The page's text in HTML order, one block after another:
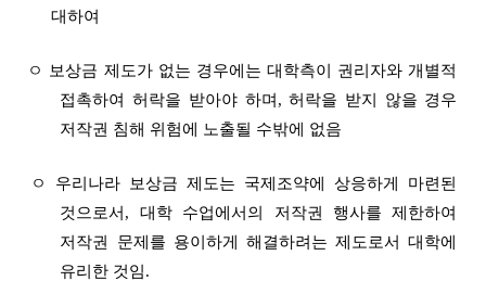
대하여
ㅇ 보상금 제도가 없는 경우에는 대학측이 권리자와 개별적
접촉하여 허락을 받아야 하며, 허락을 받지 않을 경우
저작권 침해 위험에 노출될 수밖에 없음
ㅇ 우리나라 보상금 제도는 국제조약에 상응하게 마련된
것으로서, 대학 수업에서의 저작권 행사를 제한하여
저작권 문제를 용이하게 해결하려는 제도로서 대학에
유리한 것임.